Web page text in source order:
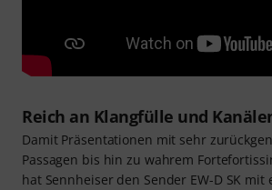
Reich an Klangfülle und
Damit Präsentationen mit sehr
Passagen bis hin zu wahrem
hat Sennheiser den Sender EW-D SK mit